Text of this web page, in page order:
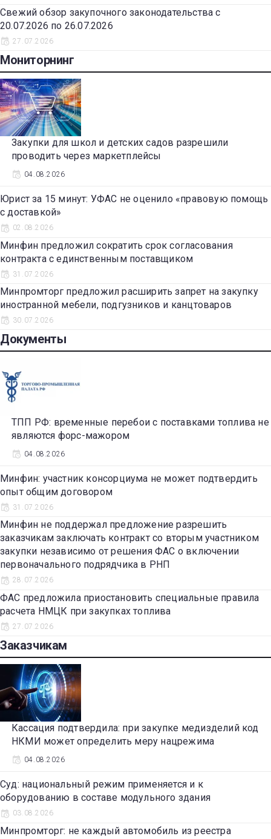
Свежий обзор закупочного законодательства с
20.07.2026 по 26.07.2026
27.07.2026
Мониторнинг
Закупки для школ и детских садов разрешили
проводить через маркетплейсы
04.08.2026
Юрист за 15 минут: УФАС не оценило «правовую помощь
с доставкой»
02.08.2026
Минфин предложил сократить срок согласования
контракта с единственным поставщиком
31.07.2026
Минпромторг предложил расширить запрет на закупку
иностранной мебели, подгузников и канцтоваров
30.07.2026
Документы
ТПП РФ: временные перебои с поставками топлива не
являются форс-мажором
04.08.2026
Минфин: участник консорциума не может подтвердить
опыт общим договором
31.07.2026
Минфин не поддержал предложение разрешить
заказчикам заключать контракт со вторым участником
закупки независимо от решения ФАС о включении
первоначального подрядчика в РНП
28.07.2026
ФАС предложила приостановить специальные правила
расчета НМЦК при закупках топлива
27.07.2026
Заказчикам
Кассация подтвердила: при закупке медизделий код
НКМИ может определить меру нацрежима
04.08.2026
Суд: национальный режим применяется и к
оборудованию в составе модульного здания
03.08.2026
Минпромторг: не каждый автомобиль из реестра